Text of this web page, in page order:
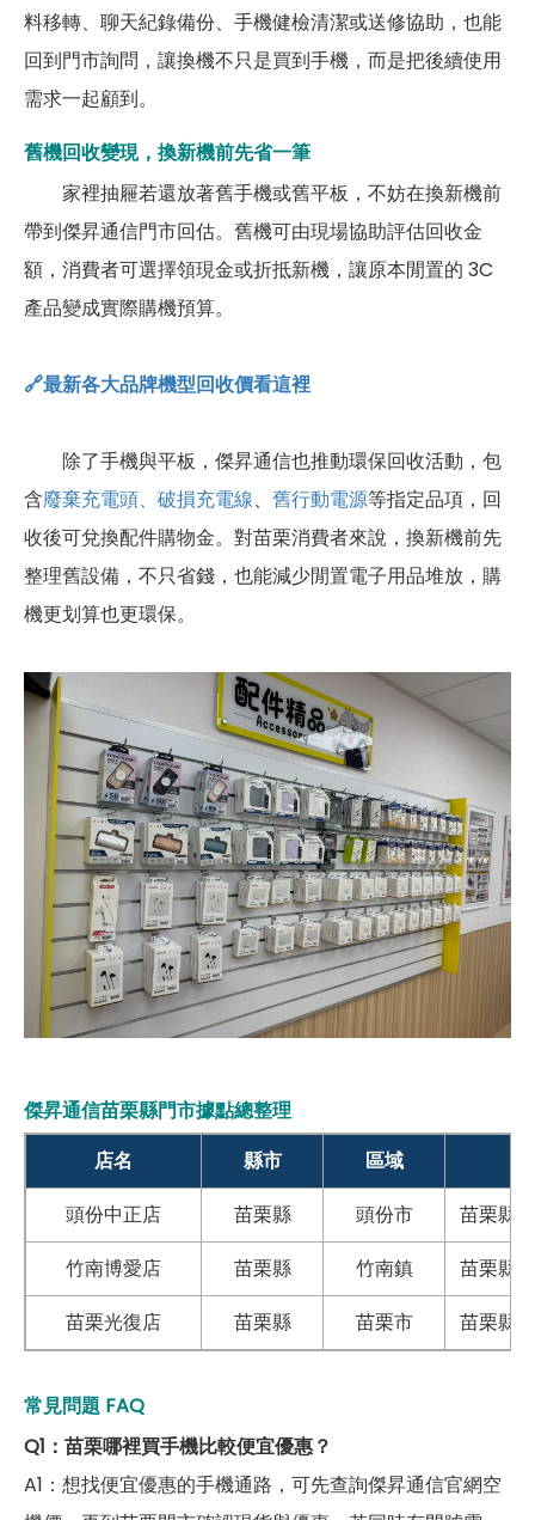
料移轉、聊天紀錄備份、手機健檢清潔或送修協助，也能
回到門市詢問，讓換機不只是買到手機，而是把後續使用
需求一起顧到。
舊機回收變現，換新機前先省一筆
家裡抽屜若還放著舊手機或舊平板，不妨在換新機前
帶到傑昇通信門市回估。舊機可由現場協助評估回收金
額，消費者可選擇領現金或折抵新機，讓原本閒置的 3C
產品變成實際購機預算。
🔗最新各大品牌機型回收價看這裡
除了手機與平板，傑昇通信也推動環保回收活動，包
含廢棄充電頭、破損充電線、 舊行動電源等指定品項，回
收後可兌換配件購物金。對苗栗消費者來說，換新機前先
整理舊設備，不只省錢，也能減少閒置電子用品堆放，購
機更划算也更環保。
傑昇通信苗栗縣門市據點總整理
店名
縣市
區域
頭份中正店
苗栗縣 頭份市
苗栗縣
竹南博愛店
苗栗縣 竹南鎮
苗栗縣
苗栗光復店
苗栗縣 苗栗市 苗栗縣
常見問題 FAQ
Q1：苗栗哪裡買手機比較便宜優惠？
A1：想找便宜優惠的手機通路，可先查詢傑昇通信官網空